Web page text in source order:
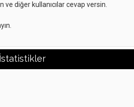
diğer kullanıcılar cevap versin.
İstatistikler